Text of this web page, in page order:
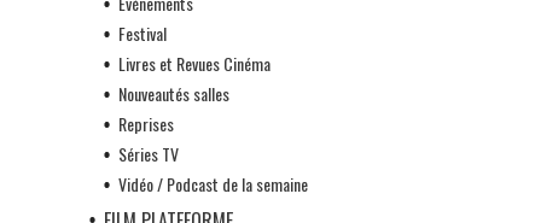
Festival
Livres et Revues Cinéma
Nouveautés salles
Reprises
Séries TV
Vidéo / Podcast de la semaine